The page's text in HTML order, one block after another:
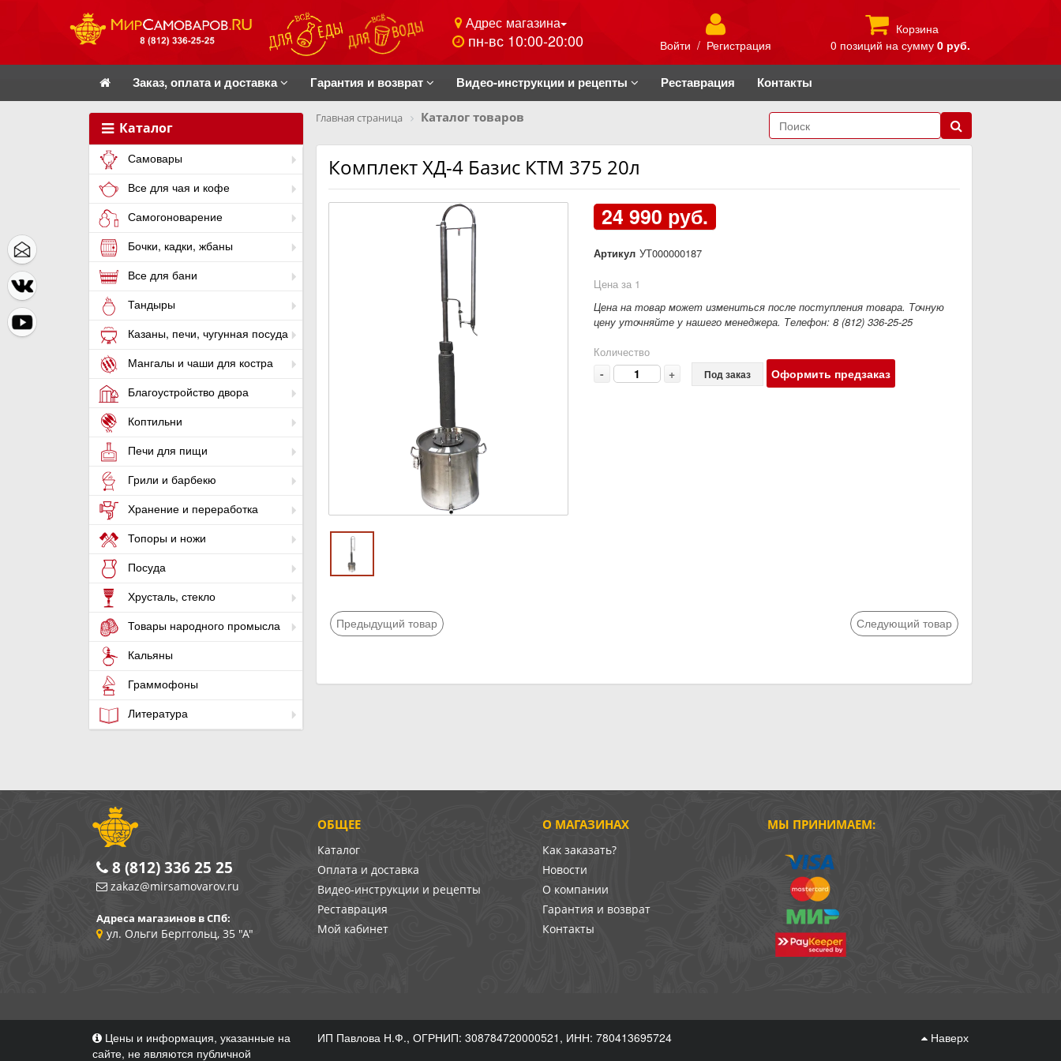
Адрес магазина
пн-вс 10:00-20:00 Войти / Регистрация
Корзина
0 позиций на сумму 0 руб.
Заказ, оплата и доставка Гарантия и возврат Видео-инструкции и рецепты Реставрация Контакты
Каталог
Самовары
Все для чая и кофе
Самогоноварение
Бочки, кадки, жбаны
Все для бани
Тандыры
Казаны, печи, чугунная посуда
Мангалы и чаши для костра
Благоустройство двора
Коптильни
Печи для пищи
Грили и барбекю
Хранение и переработка
Топоры и ножи
Посуда
Хрусталь, стекло
Товары народного промысла
Кальяны
Граммофоны
Литература
Главная страница Каталог товаров
Комплект ХД-4 Базис КТМ 375 20л
24 990 руб.
Артикул УТ000000187
Цена за 1
Цена на товар может измениться после поступления товара. Точную
цену уточняйте у нашего менеджера. Телефон: 8 (812) 336-25-25
Количество
- + Под заказ Оформить предзаказ
Предыдущий товар Следующий товар
О МАГАЗИНАХ
Как заказать?
Новости
О компании
Гарантия и возврат
Контакты
ОБЩЕЕ
Каталог
Оплата и доставка
Видео-инструкции и рецепты
Реставрация
Мой кабинет
МЫ ПРИНИМАЕМ:
8 (812) 336 25 25
zakaz@mirsamovarov.ru
Адреса магазинов в СПб:
ул. Ольги Берггольц, 35 "А"
Цены и информация, указанные на
сайте, не являются публичной
ИП Павлова Н.Ф., ОГРНИП: 308784720000521, ИНН: 780413695724 Наверх